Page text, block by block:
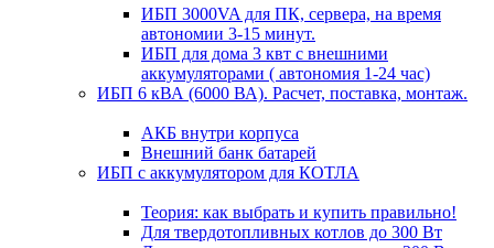
ИБП 3000VA для ПК, сервера, на время
автономии 3-15 минут.
ИБП для дома 3 квт с внешними
аккумуляторами ( автономия 1-24 час)
ИБП 6 кВА (6000 ВА). Расчет, поставка, монтаж.
АКБ внутри корпуса
Внешний банк батарей
ИБП с аккумулятором для КОТЛА
Теория: как выбрать и купить правильно!
Для твердотопливных котлов до 300 Вт